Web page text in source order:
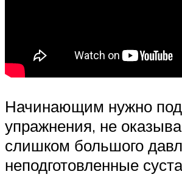
Начинающим нужно
упражнения, не
слишком большого
неподготовленные